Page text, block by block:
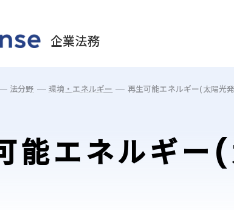
企業法務
法分野 環境・エネルギー 再生可能エネルギー(太陽光
能エネルギ
cookies to track your activities? We take your